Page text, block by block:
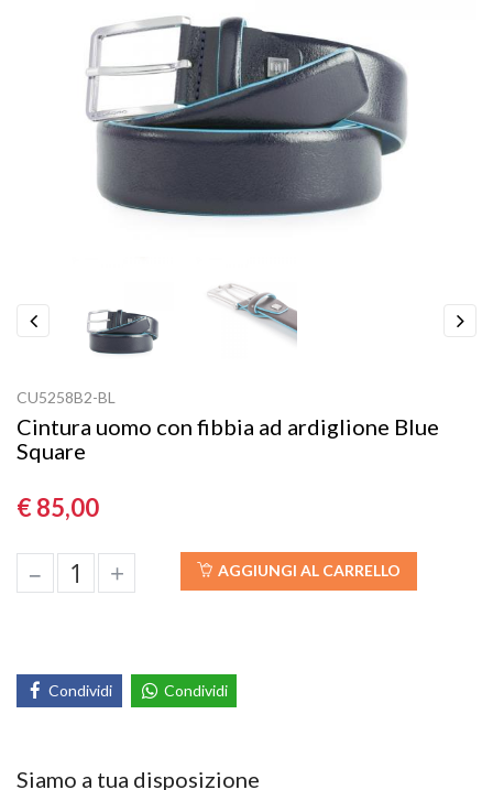
CU5258B2-BL
Cintura uomo con fibbia ad ardiglione Blue
Square
€ 85,00
– + AGGIUNGI AL CARRELLO
Condividi Condividi
Siamo a tua disposizione